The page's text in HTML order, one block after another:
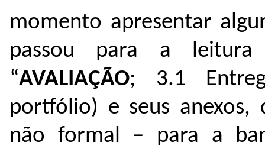
momento apresentar
passou para a
“AVALIAÇÃO; 3.1
portfólio) e seus anexos,
não formal – para a